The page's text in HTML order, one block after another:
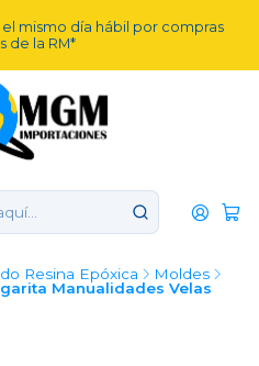
mismo día hábil por compras
de la RM*
Resina Epóxica
Moldes
Manualidades Velas